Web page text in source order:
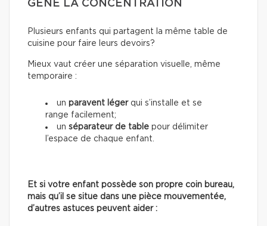
GÊNE LA CONCENTRATION
Plusieurs enfants qui partagent la même table de
cuisine pour faire leurs devoirs?
Mieux vaut créer une séparation visuelle, même
temporaire :
un paravent légerqui s’installe et se
range facilement;
un séparateur de table pour délimiter
l’espace de chaque enfant.
Et si votre enfant possède son propre coin bureau,
mais qu’il se situe dans une pièce mouvementée,
d’autres astuces peuvent aider :